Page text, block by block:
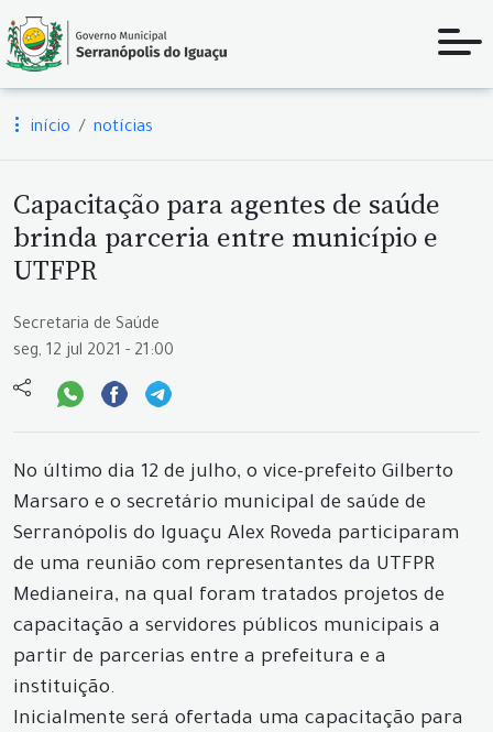
início notícias
Capacitação para agentes de saúde
brinda parceria entre município e
UTFPR
Secretaria de Saúde
seg, 12 jul 2021 - 21:00
No último dia 12 de julho, o vice-prefeito Gilberto
Marsaro e o secretário municipal de saúde de
Serranópolis do Iguaçu Alex Roveda participaram
de uma reunião com representantes da UTFPR
Medianeira, na qual foram tratados projetos de
capacitação a servidores públicos municipais a
partir de parcerias entre a prefeitura e a
instituição.
Inicialmente será ofertada uma capacitação para